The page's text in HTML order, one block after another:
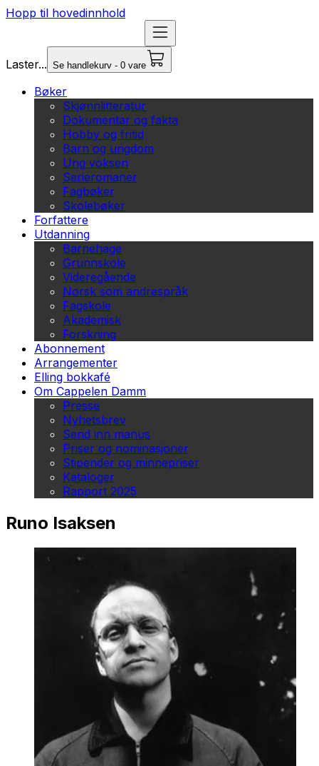
Hopp til hovedinnhold
Laster... Se handlekurv - 0 vare
Bøker
Skjønnlitteratur
Dokumentar og fakta
Hobby og fritid
Barn og ungdom
Ung voksen
Serieromaner
Fagbøker
Skolebøker
Forfattere
Utdanning
Barnehage
Grunnskole
Videregående
Norsk som andrespråk
Fagskole
Akademisk
Forskning
Abonnement
Arrangementer
Elling bokkafé
Om Cappelen Damm
Presse
Nyhetsbrev
Send inn manus
Priser og nominasjoner
Stipender og minnepriser
Kataloger
Rapport 2025
Runo Isaksen